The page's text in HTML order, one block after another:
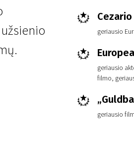
geriausio
geriausio
filmo,
geriausio